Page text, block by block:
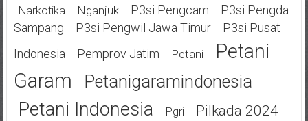
Narkotika Nganjuk P3si Pengcam
P3si Pengda
Sampang
P3si Pengwil Jawa Timur
P3si Pusat
Indonesia
Pemprov Jatim Petani
Petani
Garam
Petanigaramindonesia
Petani Indonesia Pgri Pilkada 2024